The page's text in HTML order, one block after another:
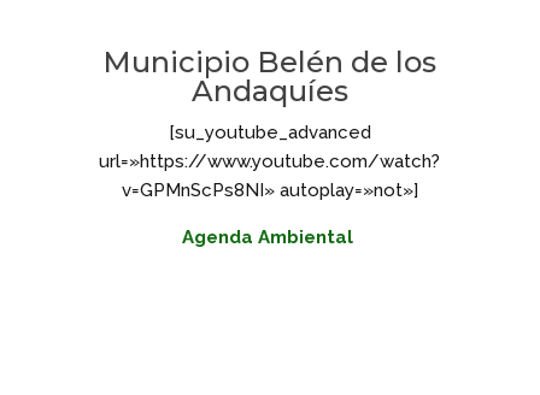
Municipio Belén de los
Andaquíes
[su_youtube_advanced
url=»https://www.youtube.com/watch?
v=GPMnScPs8NI» autoplay=»not»]
Agenda Ambiental